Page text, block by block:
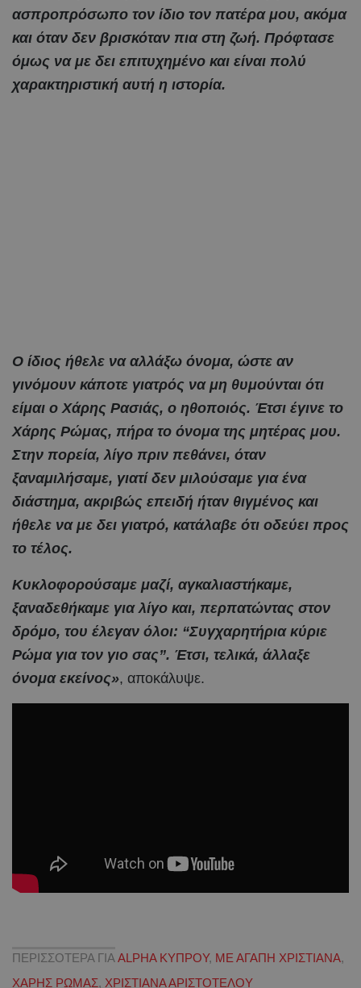
ασπροπρόσωπο τον ίδιο τον πατέρα μου, ακόμα
και όταν δεν βρισκόταν πια στη ζωή. Πρόφτασε
όμως να με δει επιτυχημένο και είναι πολύ
χαρακτηριστική αυτή η ιστορία.
Ο ίδιος ήθελε να αλλάξω όνομα, ώστε αν
γινόμουν κάποτε γιατρός να μη θυμούνται ότι
είμαι ο Χάρης Ρασιάς, ο ηθοποιός. Έτσι έγινε το
Χάρης Ρώμας, πήρα το όνομα της μητέρας μου.
Στην πορεία, λίγο πριν πεθάνει, όταν
ξαναμιλήσαμε, γιατί δεν μιλούσαμε για ένα
διάστημα, ακριβώς επειδή ήταν θιγμένος και
ήθελε να με δει γιατρό, κατάλαβε ότι οδεύει προς
το τέλος.
Κυκλοφορούσαμε μαζί, αγκαλιαστήκαμε,
ξαναδεθήκαμε για λίγο και, περπατώντας στον
δρόμο, του έλεγαν όλοι: “Συγχαρητήρια κύριε
Ρώμα για τον γιο σας”. Έτσι, τελικά, άλλαξε
όνομα εκείνος», αποκάλυψε.
ΠΕΡΙΣΣΟΤΕΡΑ ΓΙΑ ALPHA ΚΥΠΡΟΥ, ΜΕ ΑΓΑΠΗ ΧΡΙΣΤΙΑΝΑ,
ΧΑΡΗΣ ΡΩΜΑΣ, ΧΡΙΣΤΙΑΝΑ ΑΡΙΣΤΟΤΕΛΟΥ